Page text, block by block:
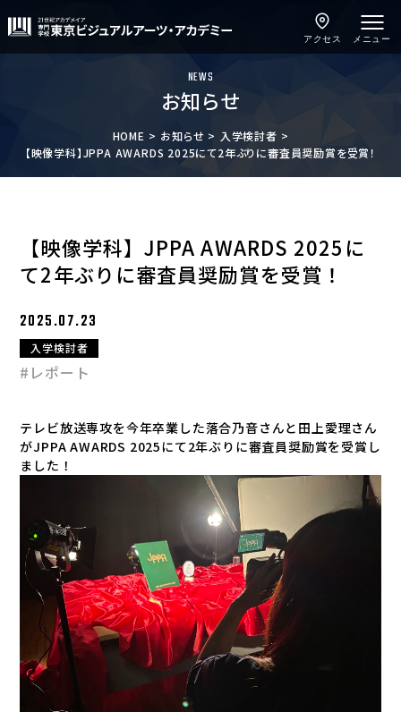
メニュー
アクセス
NEWS
お知らせ
HOME お知らせ
入学検討者
【映像学科】JPPA AWARDS 2025にて2年ぶりに審査員奨励賞を受賞！
【映像学科】JPPA AWARDS 2025に
て2年ぶりに審査員奨励賞を受賞！
2025.07.23
入学検討者
#レポート
テレビ放送専攻を今年卒業した落合乃音さんと田上愛理さん
がJPPA AWARDS 2025にて2年ぶりに審査員奨励賞を受賞し
ました！